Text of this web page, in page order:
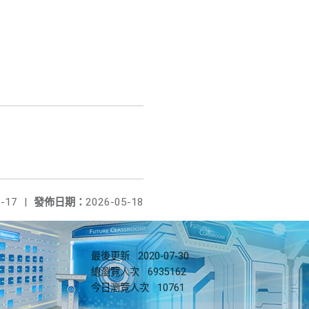
發佈日期： 2026-05-18
17 |
最後更新
2020-07-30
總瀏覽人次
6935162
今日瀏覽人次
10761